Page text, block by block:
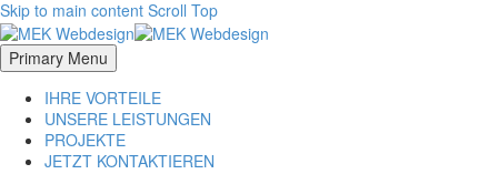
Skip to main content Scroll Top
Primary Menu
IHRE VORTEILE
UNSERE LEISTUNGEN
PROJEKTE
JETZT KONTAKTIEREN